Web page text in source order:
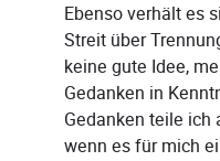
Ebenso verhält es
Streit über
keine gute Idee,
Gedanken in
Gedanken teile ich
wenn es für mich